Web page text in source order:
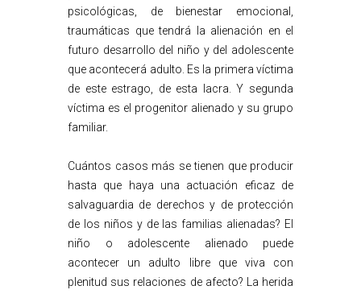
psicológicas, de bienestar emocional,
traumáticas que tendrá la alienación en el
futuro desarrollo del niño y del adolescente
que acontecerá adulto. Es la primera víctima
de este estrago, de esta lacra. Y segunda
víctima es el progenitor alienado y su grupo
familiar.
Cuántos casos más se tienen que producir
hasta que haya una actuación eficaz de
salvaguardia de derechos y de protección
de los niños y de las familias alienadas? El
niño o adolescente alienado puede
acontecer un adulto libre que viva con
plenitud sus relaciones de afecto? La herida